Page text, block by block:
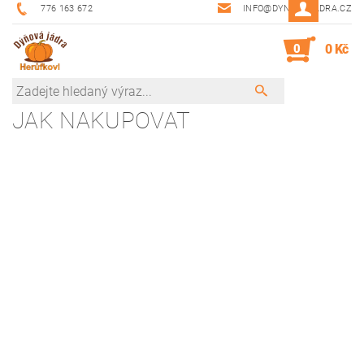
776 163 672 INFO@DYNOVAJADRA.CZ
0 0 Kč
JAK NAKUPOVAT